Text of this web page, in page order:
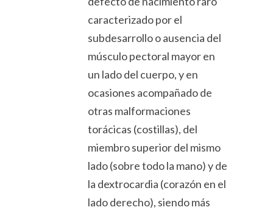
caracterizado por el
subdesarrollo o ausencia del
músculo pectoral mayor en
un lado del cuerpo, y en
ocasiones acompañado de
otras malformaciones
torácicas (costillas), del
miembro superior del mismo
lado (sobre todo la mano) y de
la dextrocardia (corazón en el
lado derecho), siendo más